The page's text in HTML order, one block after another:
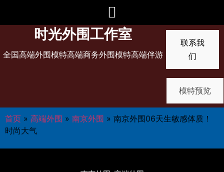
时光外围工作室
全国高端外围模特高端商务外围模特高端伴游
联系我
们
模特预览
首页 » 高端外围 » 南京外围 » 南京外围06天生敏感体质！
时尚大气